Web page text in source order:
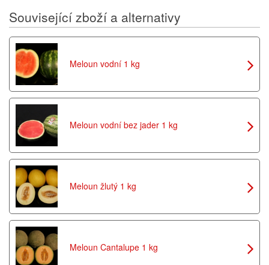
Související zboží a alternativy
Meloun vodní 1 kg
Meloun vodní bez jader 1 kg
Meloun žlutý 1 kg
Meloun Cantalupe 1 kg